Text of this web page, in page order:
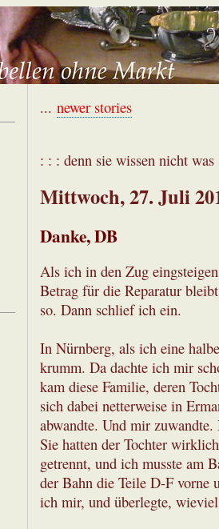
... newer stories
: : : denn sie wissen nicht
Mittwoch, 27. Juli
Danke, DB
Als ich in den Zug
Betrag für die Reparatur
so. Dann schlief ich ein.
In Nürnberg, als ich eine
krumm. Da dachte ich mir
kam diese Familie, deren
sich dabei netterweise in
abwandte. Und mir
Sie hatten der Tochter
getrennt, und ich musste am
der Bahn die Teile D-F vorne
ich mir, und überlegte,